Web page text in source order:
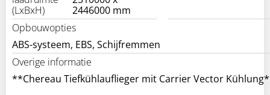
(LxBxH)
2446000 mm
Opbouwopties
ABS-systeem, EBS, Schijfremmen
Overige informatie
**Chereau Tiefkühlauflieger mit Carrier Vector